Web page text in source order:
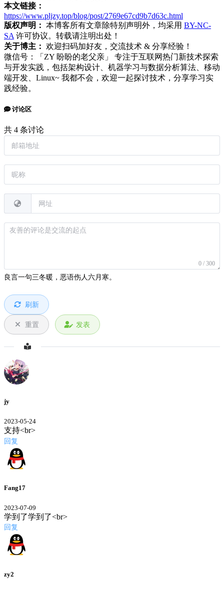
本文链接：
https://www.pljzy.top/blog/post/2769e67cd9b7d63c.html
版权声明： 本博客所有文章除特别声明外，均采用 BY-NC-
SA 许可协议。转载请注明出处！
关于博主： 欢迎扫码加好友，交流技术 & 分享经验！
微信号：「ZY 盼盼的老父亲」 专注于互联网热门新技术探索
与开发实践，包括架构设计、机器学习与数据分析算法、移动
端开发、Linux~ 我都不会，欢迎一起探讨技术，分享学习实
践经验。
讨论区
共 4 条讨论
0 / 300
良言一句三冬暖，恶语伤人六月寒。
刷新
重置 发表
jy
2023-05-24
支持<br>
回复
Fang17
2023-07-09
学到了学到了<br>
回复
zy2